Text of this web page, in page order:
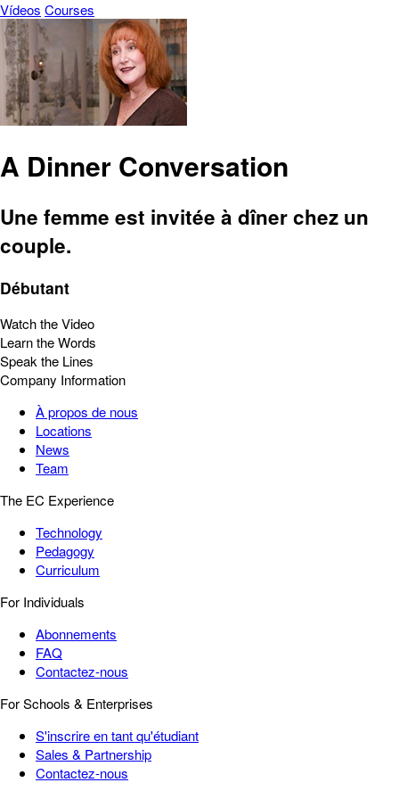
Vídeos Courses
A Dinner Conversation
Une femme est invitée à dîner chez un
couple.
Débutant
Watch the Video
Learn the Words
Speak the Lines
Company Information
À propos de nous
Locations
News
Team
The EC Experience
Technology
Pedagogy
Curriculum
For Individuals
Abonnements
FAQ
Contactez-nous
For Schools & Enterprises
S'inscrire en tant qu'étudiant
Sales & Partnership
Contactez-nous